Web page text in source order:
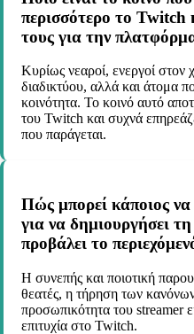
περισσότερο το Twitch
τους για την
Κυρίως νεαροί, ενεργοί
διαδικτύου, αλλά και άτομα
κοινότητα. Το κοινό αυτό
του Twitch και συχνά
που παράγεται.
Πώς μπορεί κάποιος να
για να δημιουργήσει
προβάλει το
Η συνεπής και ποιοτική
θεατές, η τήρηση των
προσωπικότητα του streamer
επιτυχία στο Twitch.